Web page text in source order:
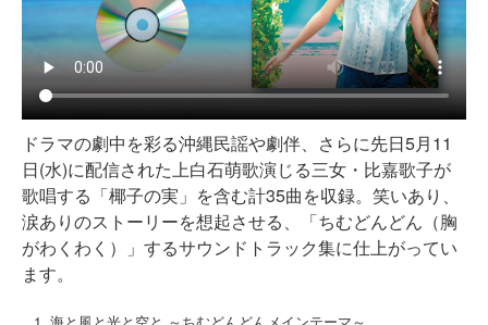
ドラマの劇中を彩る沖縄民謡や劇伴、さらに先日5月11
日(水)に配信された上白石萌歌演じる三女・比嘉歌子が
歌唱する「椰子の実」を含む計35曲を収録。笑いあり、
涙ありのストーリーを想起させる、「ちむどんどん（胸
がわくわく）」するサウンドトラック集に仕上がってい
ます。
海と風と光と空と ～ちむどんどんメインテーマ～